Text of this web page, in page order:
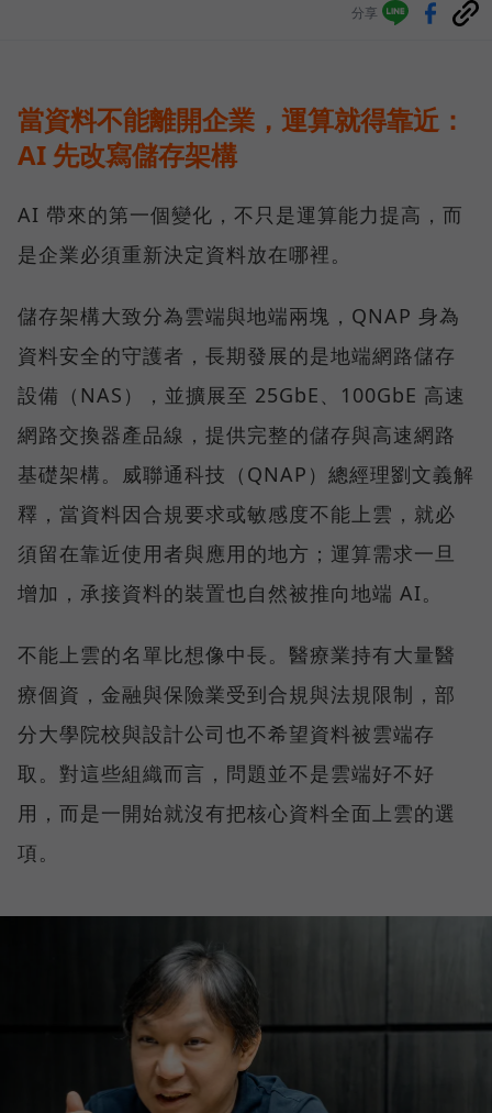
分享
當資料不能離開企業，運算就得靠近：
AI 先改寫儲存架構
AI 帶來的第一個變化，不只是運算能力提高，而
是企業必須重新決定資料放在哪裡。
儲存架構大致分為雲端與地端兩塊，QNAP 身為
資料安全的守護者，長期發展的是地端網路儲存
設備（NAS），並擴展至 25GbE、100GbE 高速
網路交換器產品線，提供完整的儲存與高速網路
基礎架構。威聯通科技（QNAP）總經理劉文義解
釋，當資料因合規要求或敏感度不能上雲，就必
須留在靠近使用者與應用的地方；運算需求一旦
增加，承接資料的裝置也自然被推向地端 AI。
不能上雲的名單比想像中長。醫療業持有大量醫
療個資，金融與保險業受到合規與法規限制，部
分大學院校與設計公司也不希望資料被雲端存
取。對這些組織而言，問題並不是雲端好不好
用，而是一開始就沒有把核心資料全面上雲的選
項。